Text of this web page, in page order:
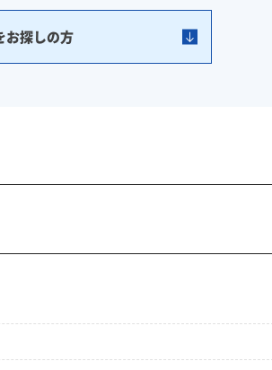
お探しの方